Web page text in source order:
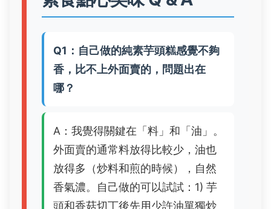
Q1：自己做的純素芋頭糕感覺不夠
香，比不上外面賣的，問題出在
哪？
A：我覺得關鍵在「料」和「油」。
外面賣的通常料放得比較少，油也
放得多（炒料和煎的時候），自然
香氣濃。自己做的可以試試：1) 芋
頭和香菇切丁後先用少許油單獨炒